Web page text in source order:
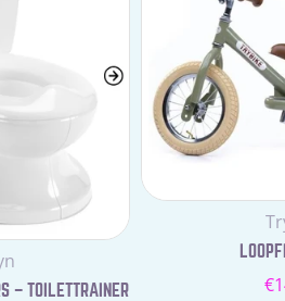
– TOILETTRAINER